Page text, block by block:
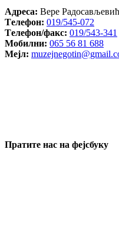
Aдреса: Вере
Tелефон: 019/545-072
Tелефон/факс: 019/543-341
Mобилни: 065 56 81 688
Mејл:
Пратите нас на фејсбуку